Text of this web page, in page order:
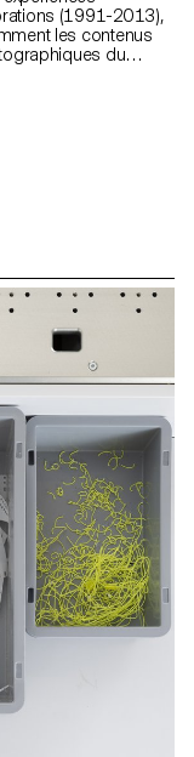
(1991-2013),
les contenus
du